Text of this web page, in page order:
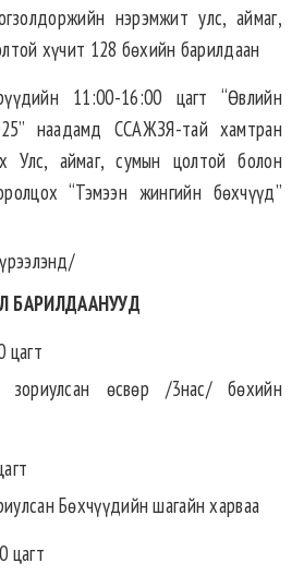
нэрэмжит улс, аймаг,
хүчит 128 бөхийн барилдаан
11:00-16:00 цагт “Өвлийн
наадамд ССАЖЗЯ-тай хамтран
Улс, аймаг, сумын цолтой болон
“Тэмээн жингийн бөхчүүд”
БАРИЛДААНУУД
цагт
өсвөр /3нас/ бөхийн
Бөхчүүдийн шагайн харваа
цагт